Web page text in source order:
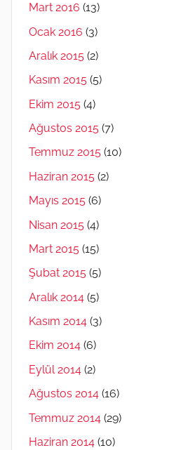
Mart 2016 (13)
Ocak 2016 (3)
Aralık 2015 (2)
Kasım 2015 (5)
Ekim 2015 (4)
Ağustos 2015 (7)
Temmuz 2015 (10)
Haziran 2015 (2)
Mayıs 2015 (6)
Nisan 2015 (4)
Mart 2015 (15)
Şubat 2015 (5)
Aralık 2014 (5)
Kasım 2014 (3)
Ekim 2014 (6)
Eylül 2014 (2)
Ağustos 2014 (16)
Temmuz 2014 (29)
Haziran 2014 (10)